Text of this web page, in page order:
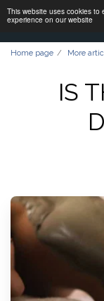
This website uses cookies
experience on our website
Home page More
IS